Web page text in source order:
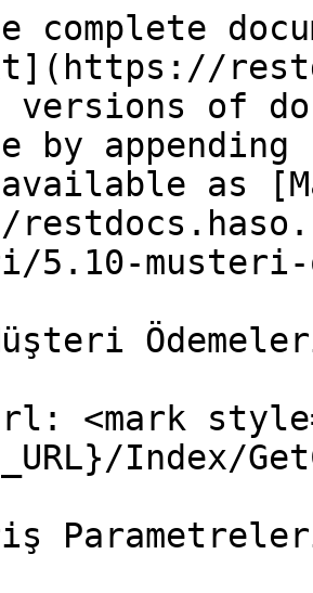
complete
versions of
by
as
5.10-
<mark
Index/